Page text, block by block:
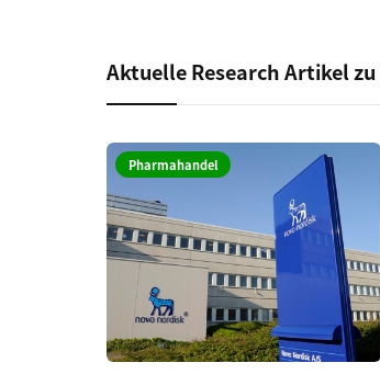
Aktuelle Research Artikel
Pharmahandel